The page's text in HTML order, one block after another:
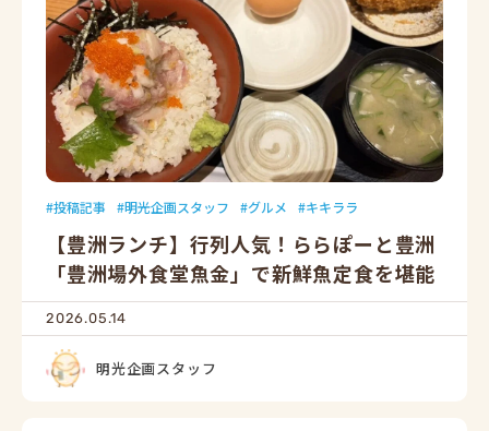
投稿記事 明光企画スタッフ グルメ キキララ
【豊洲ランチ】行列人気！ららぽーと豊洲
「豊洲場外食堂魚金」で新鮮魚定食を堪能
2026.05.14
明光企画スタッフ